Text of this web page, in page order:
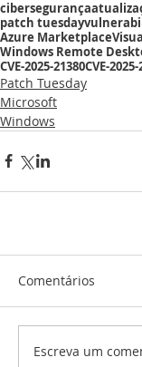
cibersegurança
patch tuesday
Azure Marketplace
Windows Remote
CVE-2025-21380CVE-
Patch Tuesday
Microsoft
Windows
Comentários
Escreva um